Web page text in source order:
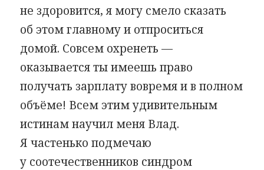
не здоровится, я могу смело сказать
об этом главному и отпроситься
домой. Совсем охренеть —
оказывается ты имеешь право
получать зарплату вовремя и в полном
объёме! Всем этим удивительным
истинам научил меня Влад.
Я частенько подмечаю
у соотечественников синдром